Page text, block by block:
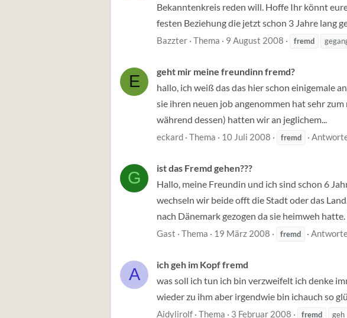
Bekanntenkreis reden will. Hoffe Ihr könnt
festen Beziehung die jetzt schon 3 Jahre lang
Bazzter Thema 9 August 2008 fremd
E
geht mir meine freundinn fremd?
hallo, ich weiß das das hier schon einigemale
sie ihren neuen job angenommen hat sehr
während dessen) hatten wir an jeglichem...
eckard Thema 10 Juli 2008 fremd
G
ist das Fremd gehen???
Hallo, meine Freundin und ich sind schon 6
wechseln wir beide offt die Stadt oder das
nach Dänemark gezogen da sie heimweh
Gast Thema 19 März 2008 fremd
A
ich geh im Kopf fremd
was soll ich tun ich bin verzweifelt ich denke
wieder zu ihm aber irgendwie bin ichauch so
Aidylirolf Thema 3 Februar 2008 fremd geh